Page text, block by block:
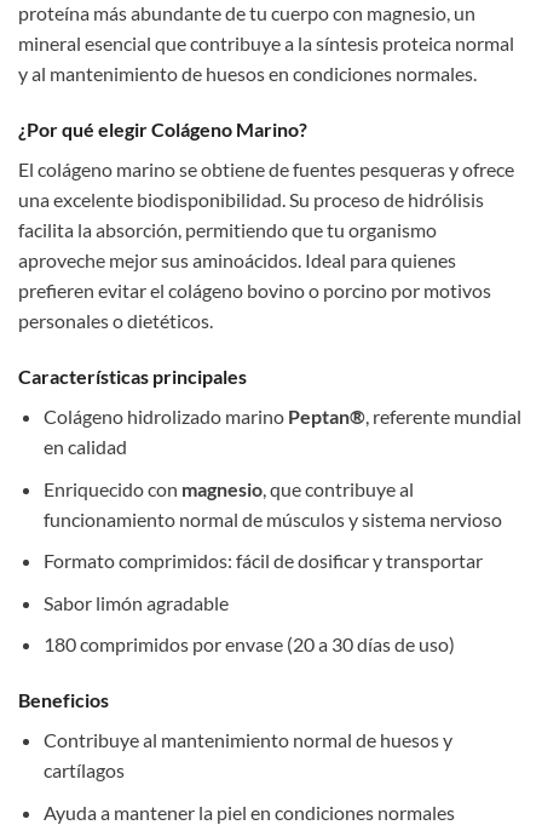
proteína más abundante de tu cuerpo con magnesio, un
mineral esencial que contribuye a la síntesis proteica normal
y al mantenimiento de huesos en condiciones normales.
¿Por qué elegir Colágeno Marino?
El colágeno marino se obtiene de fuentes pesqueras y ofrece
una excelente biodisponibilidad. Su proceso de hidrólisis
facilita la absorción, permitiendo que tu organismo
aproveche mejor sus aminoácidos. Ideal para quienes
prefieren evitar el colágeno bovino o porcino por motivos
personales o dietéticos.
Características principales
Colágeno hidrolizado marino Peptan®, referente mundial
en calidad
Enriquecido con magnesio, que contribuye al
funcionamiento normal de músculos y sistema nervioso
Formato comprimidos: fácil de dosificar y transportar
Sabor limón agradable
180 comprimidos por envase (20 a 30 días de uso)
Beneficios
Contribuye al mantenimiento normal de huesos y
cartílagos
Ayuda a mantener la piel en condiciones normales